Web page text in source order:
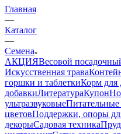
Главная
—
Каталог
—
Семена
АКЦИЯВесовой
Искусственная трава
горшки и таблеткиКорм для
добавкиЛитератураКупон
ультразвуковые
цветовПоддержки, опоры
декорыСадовая техника